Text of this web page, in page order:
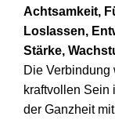
Achtsamkeit,
Loslassen,
Stärke,
Die Verbindung
kraftvollen Sein
der Ganzheit